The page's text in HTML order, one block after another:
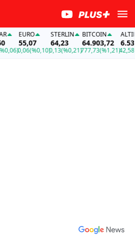
EURO
55,07
0,06(%0,10)
STERLIN
64,23
0,13(%0,21)
BITCOIN
64.903,72
777,73(%1,21)
ALTIN
42,58